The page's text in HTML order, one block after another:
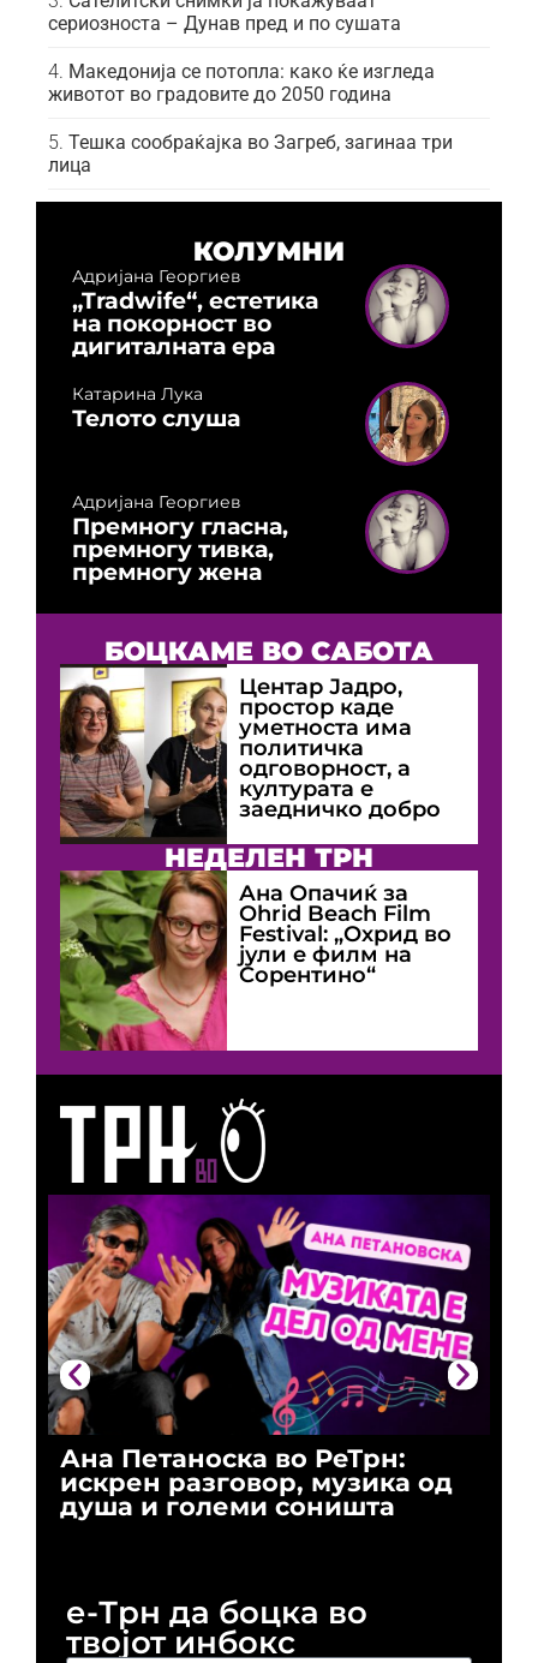
сериозноста – Дунав пред и по сушата
Македонија се потопла: како ќе изгледа
животот во градовите до 2050 година
Тешка сообраќајка во Загреб, загинаа три
лица
Ана Петаноска во РеТрн:
искрен разговор, музика од
душа и големи соништа
КОЛУМНИ
Адријана Георгиев
„Tradwife“, естетика
на покорност во
дигиталната ера
Катарина Лука
Телото слуша
Адријана Георгиев
Премногу гласна,
премногу тивка,
премногу жена
БОЦКАМЕ ВО САБОТА
Центар Јадро,
простор каде
уметноста има
политичка
одговорност, а
културата е
заедничко добро
НЕДЕЛЕН ТРН
Ана Опачиќ за
Оhrid Beach Film
Festival: „Охрид во
јули е филм на
Сорентино“
е-Трн да боцка во
твојот инбокс